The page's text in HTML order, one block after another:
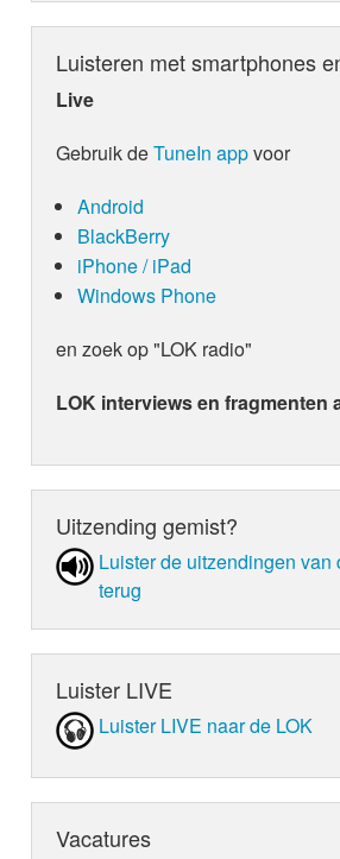
Luisteren met smartphones
Live
Gebruik deTuneIn appvoor
Android
BlackBerry
iPhone / iPad
Windows Phone
en zoek op "LOK radio"
LOK interviews en fragmenten
Uitzending gemist?
Luister de uit­zen­din­gen van
terug
Luister LIVE
Luister LIVE naar de LOK
Vacatures